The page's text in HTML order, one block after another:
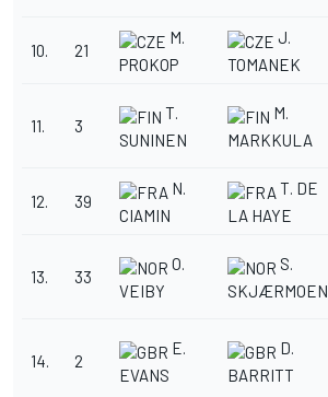
10. 21
M.
PROKOP
J.
TOMANEK
11. 3
T.
SUNINEN
M.
MARKKULA
12. 39
N.
CIAMIN
T. DE
LA HAYE
13. 33
O.
VEIBY
S.
SKJÆRMOEN
14. 2
E.
EVANS
D.
BARRITT